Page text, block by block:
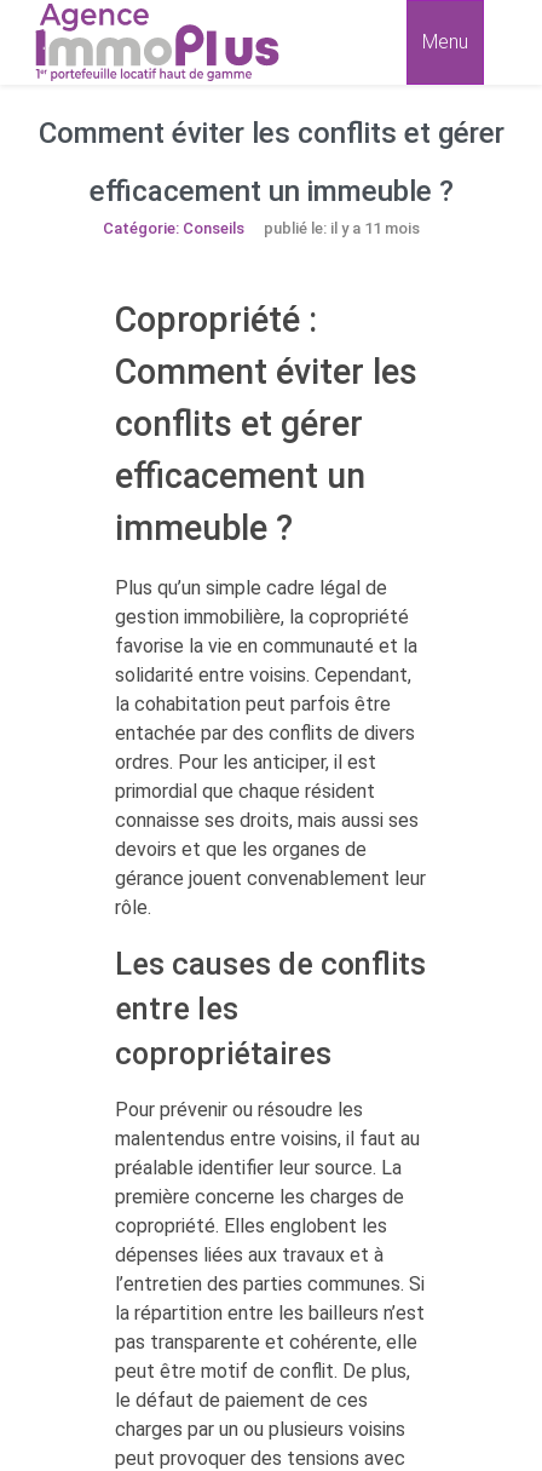
Menu
Comment éviter les conflits et gérer
efficacement un immeuble ?
Catégorie: Conseils publié le: il y a 11 mois
Copropriété :
Comment éviter les
conflits et gérer
efficacement un
immeuble ?
Plus qu’un simple cadre légal de
gestion immobilière, la copropriété
favorise la vie en communauté et la
solidarité entre voisins. Cependant,
la cohabitation peut parfois être
entachée par des conflits de divers
ordres. Pour les anticiper, il est
primordial que chaque résident
connaisse ses droits, mais aussi ses
devoirs et que les organes de
gérance jouent convenablement leur
rôle.
Les causes de conflits
entre les
copropriétaires
Pour prévenir ou résoudre les
malentendus entre voisins, il faut au
préalable identifier leur source. La
première concerne les charges de
copropriété. Elles englobent les
dépenses liées aux travaux et à
l’entretien des parties communes. Si
la répartition entre les bailleurs n’est
pas transparente et cohérente, elle
peut être motif de conflit. De plus,
le défaut de paiement de ces
charges par un ou plusieurs voisins
peut provoquer des tensions avec